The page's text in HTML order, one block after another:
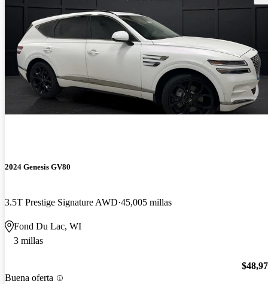
2024 Genesis GV80
3.5T Prestige Signature AWD 45,005 millas
Fond Du Lac, WI
3 millas
Buena oferta